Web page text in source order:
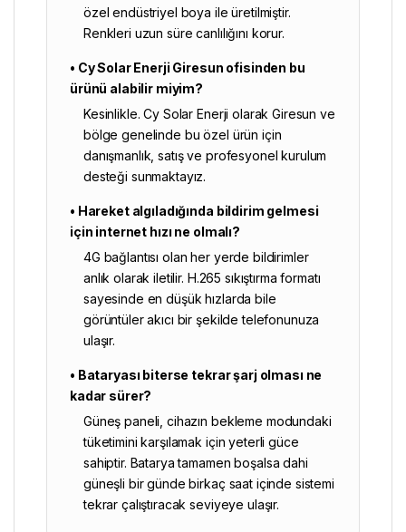
özel endüstriyel boya ile üretilmiştir.
Renkleri uzun süre canlılığını korur.
• Cy Solar Enerji Giresun ofisinden bu
ürünü alabilir miyim?
Kesinlikle.Cy Solar Enerji olarak Giresun ve
bölge genelinde bu özel ürün için
danışmanlık, satış ve profesyonel kurulum
desteği sunmaktayız.
• Hareket algıladığında bildirim gelmesi
için internet hızı ne olmalı?
4G bağlantısı olan her yerde bildirimler
anlık olarak iletilir. H.265 sıkıştırma formatı
sayesinde en düşük hızlarda bile
görüntüler akıcı bir şekilde telefonunuza
ulaşır.
• Bataryası biterse tekrar şarj olması ne
kadar sürer?
Güneş paneli, cihazın bekleme modundaki
tüketimini karşılamak için yeterli güce
sahiptir. Batarya tamamen boşalsa dahi
güneşli bir günde birkaç saat içinde sistemi
tekrar çalıştıracak seviyeye ulaşır.